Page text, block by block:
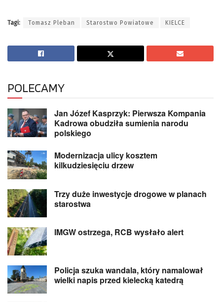
Tagi: Tomasz Pleban Starostwo Powiatowe KIELCE
POLECAMY
Jan Józef Kasprzyk: Pierwsza Kompania
Kadrowa obudziła sumienia narodu
polskiego
Modernizacja ulicy kosztem
kilkudziesięciu drzew
Trzy duże inwestycje drogowe w planach
starostwa
IMGW ostrzega, RCB wysłało alert
Policja szuka wandala, który namalował
wielki napis przed kielecką katedrą